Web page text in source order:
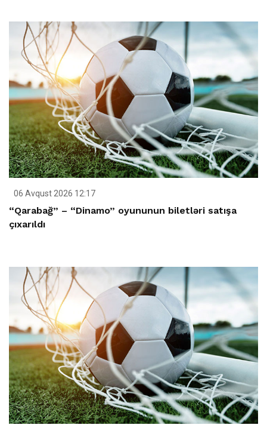
06 Avqust 2026 12:17
“Qarabağ” – “Dinamo” oyununun biletləri satışa
çıxarıldı